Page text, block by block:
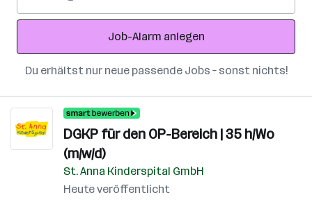
Adresse
Job-Alarm anlegen
Du erhältst nur neue passende Jobs – sonst nichts!
DGKP für den OP-Bereich | 35 h/Wo
(m/w/d)
St. Anna Kinderspital GmbH
Heute veröffentlicht